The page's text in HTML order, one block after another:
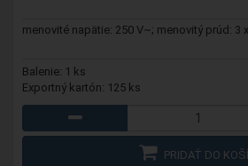
menovité napätie: 250 V~; menovitý prúd: 3
Balenie: 1 ks
Exportný kartón: 125 ks
PRIDAŤ DO